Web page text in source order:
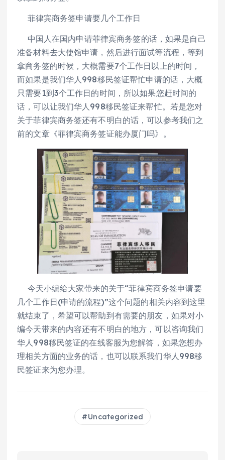
菲律宾商务签申请要几个工作日
中国人在国内申请菲律宾商务签的话，如果是自己
准备材料去大使馆申请，然后进行面试等流程，等到
拿商务签的时候，大概需要7个工作日以上的时间，
而如果是我们华人998移民签证帮忙申请的话，大概
只需要1到3个工作日的时间，所以如果您赶时间的
话，可以让我们华人998移民签证来帮忙。若是您对
关于菲律宾商务签还有不明白的话，可以参考我们之
前的文章《菲律宾商务签证能办厦门吗》。
今天小编给大家带来的关于“菲律宾商务签申请要
几个工作日(申请的流程)”这个问题的相关内容到这里
就结束了，希望可以帮助到有需要的朋友，如果对小
编今天带来的内容还有不明白的地方，可以咨询我们
华人998移民签证的在线客服为您解答，如果您想办
理相关方面的业务的话，也可以联系我们华人998移
民签证来为您办理。
Uncategorized